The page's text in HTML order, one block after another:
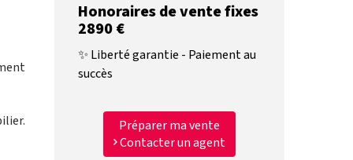
Honoraires de vente fixes
2890 €
✨ Liberté garantie - Paiement au
succès
Préparer ma vente
Contacter un agent